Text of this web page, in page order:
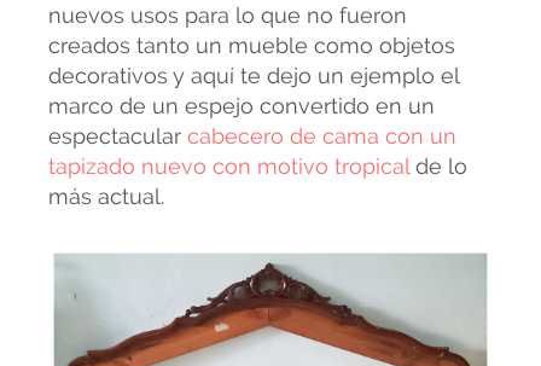
nuevos usos para lo que no fueron
creados tanto un mueble como objetos
decorativos y aquí te dejo un ejemplo el
marco de un espejo convertido en un
espectacular cabecero de cama con un
tapizado nuevo con motivo tropical de lo
más actual.